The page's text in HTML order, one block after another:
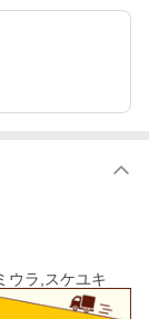
ウラ,スケユキ